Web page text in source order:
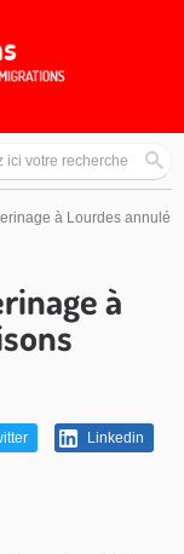
à Lourdes annulé
à
Linkedin